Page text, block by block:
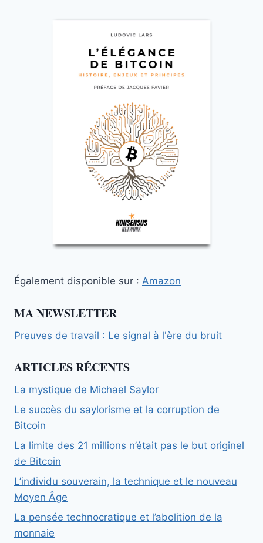
Également disponible sur : Amazon
MA NEWSLETTER
Preuves de travail : Le signal à l'ère du bruit
ARTICLES RÉCENTS
La mystique de Michael Saylor
Le succès du saylorisme et la corruption de
Bitcoin
La limite des 21 millions n’était pas le but originel
de Bitcoin
L’individu souverain, la technique et le nouveau
Moyen Âge
La pensée technocratique et l’abolition de la
monnaie